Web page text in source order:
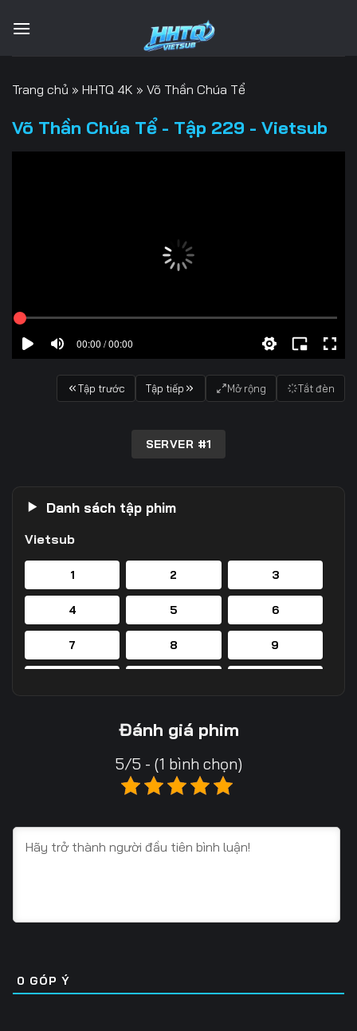
qua
Trang chủ » HHTQ 4K » Võ Thần Chúa Tể
Võ Thần Chúa Tể - Tập 229 - Vietsub
00:00 / 00:00
Tập trước Tập tiếp Mở rộng Tắt đèn
SERVER #1
Danh sách tập phim
Vietsub
1 2 3
4 5 6
7 8 9
20
25 26
31 32 33
37 38 39
Đánh giá phim
5/5 - (1 bình chọn)
0 GÓP Ý